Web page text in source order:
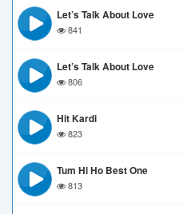
Let’s Talk About Love
841
Let’s Talk About Love
806
Hit Kardi
823
Tum Hi Ho Best One
813